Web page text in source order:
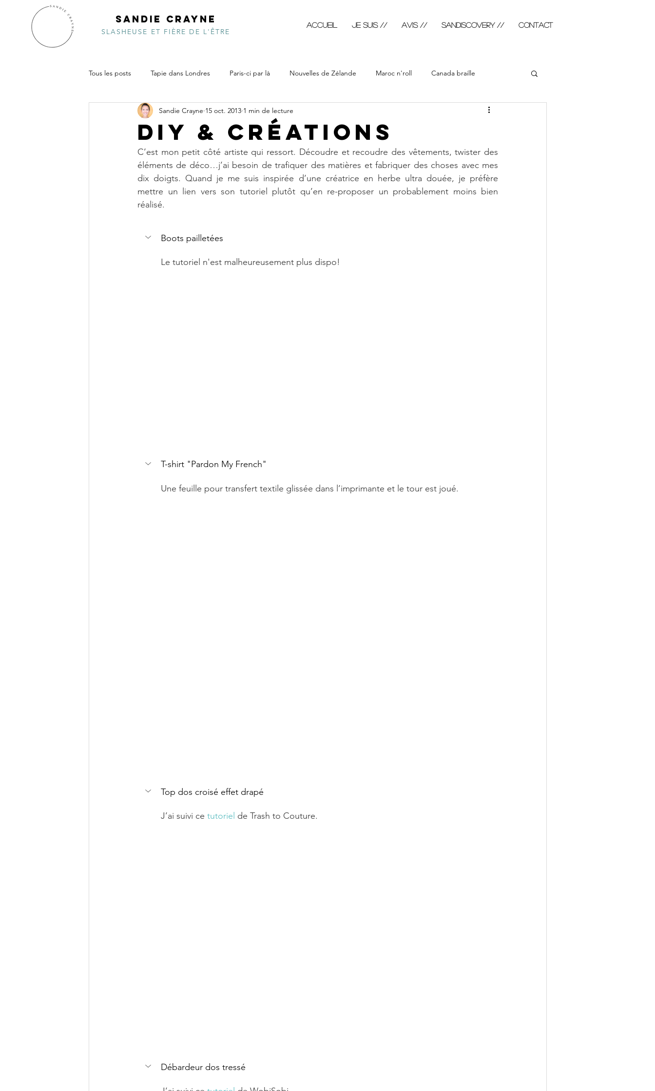
SANDIE CRAYNE
SLASHEUSE ET FIÈRE DE L'ÊTRE
Accueil JE SUIS // AVIS // SANDISCOVERY // Contact
Tous les posts Tapie dans Londres Paris-ci par là Nouvelles de Zélande Maroc n'roll Canada braille
Inde de choc Pacifiquement vôtre Calendrimages
Costa Ricambolesque
DIY & créations
Sandie Crayne 15 oct. 2013 1 min de lecture
C’est mon petit côté artiste qui ressort. Découdre et recoudre des vêtements, twister des
éléments de déco…j’ai besoin de trafiquer des matières et fabriquer des choses avec mes
dix doigts. Quand je me suis inspirée d’une créatrice en herbe ultra douée, je préfère
mettre un lien vers son tutoriel plutôt qu’en re-proposer un probablement moins bien
réalisé.
Boots pailletées
Le tutoriel n'est malheureusement plus dispo!
T-shirt "Pardon My French"
Une feuille pour transfert textile glissée dans l’imprimante et le tour est joué.
Top dos croisé effet drapé
J’ai suivi ce tutoriel de Trash to Couture.
Débardeur dos tressé